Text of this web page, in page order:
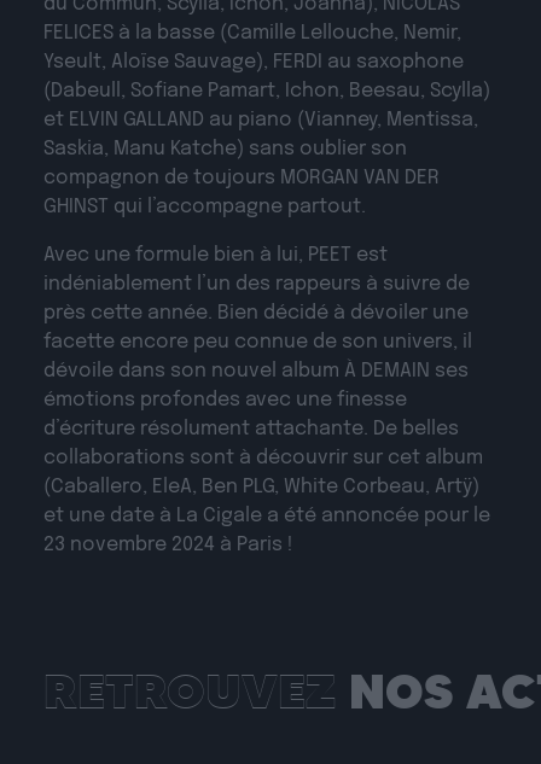
FELICES à la basse (Camille Lellouche, Nemir,
Yseult, Aloïse Sauvage), FERDI au saxophone
(Dabeull, Sofiane Pamart, Ichon, Beesau, Scylla)
et ELVIN GALLAND au piano (Vianney, Mentissa,
Saskia, Manu Katche) sans oublier son
compagnon de toujours MORGAN VAN DER
GHINST qui l’accompagne partout.
Avec une formule bien à lui, PEET est
indéniablement l’un des rappeurs à suivre de
près cette année. Bien décidé à dévoiler une
facette encore peu connue de son univers, il
dévoile dans son nouvel album À DEMAIN ses
émotions profondes avec une finesse
d’écriture résolument attachante. De belles
collaborations sont à découvrir sur cet album
(Caballero, EleA, Ben PLG, White Corbeau, Artÿ)
et une date à La Cigale a été annoncée pour le
23 novembre 2024 à Paris !
RETROUVEZ NOS